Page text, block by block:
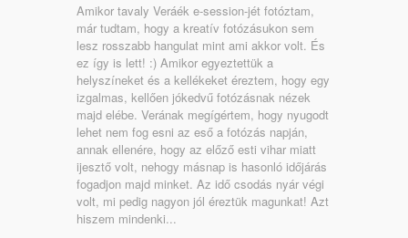
Amikor tavaly Veráék e-session-jét fotóztam,
már tudtam, hogy a kreatív fotózásukon sem
lesz rosszabb hangulat mint ami akkor volt. És
ez így is lett! :) Amikor egyeztettük a
helyszíneket és a kellékeket éreztem, hogy egy
izgalmas, kellően jókedvű fotózásnak nézek
majd elébe. Verának megígértem, hogy nyugodt
lehet nem fog esni az eső a fotózás napján,
annak ellenére, hogy az előző esti vihar miatt
ijesztő volt, nehogy másnap is hasonló időjárás
fogadjon majd minket. Az idő csodás nyár végi
volt, mi pedig nagyon jól éreztük magunkat! Azt
hiszem mindenki...